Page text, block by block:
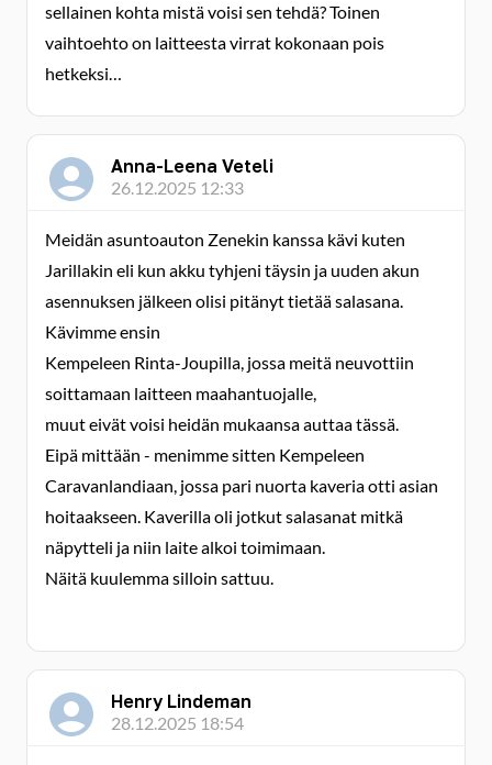
sellainen kohta mistä voisi sen tehdä? Toinen
vaihtoehto on laitteesta virrat kokonaan pois
hetkeksi…
Anna-Leena Veteli
26.12.2025 12:33
Meidän asuntoauton Zenekin kanssa kävi kuten
Jarillakin eli kun akku tyhjeni täysin ja uuden akun
asennuksen jälkeen olisi pitänyt tietää salasana.
Kävimme ensin
Kempeleen Rinta-Joupilla, jossa meitä neuvottiin
soittamaan laitteen maahantuojalle,
muut eivät voisi heidän mukaansa auttaa tässä.
Eipä mittään - menimme sitten Kempeleen
Caravanlandiaan, jossa pari nuorta kaveria otti asian
hoitaakseen. Kaverilla oli jotkut salasanat mitkä
näpytteli ja niin laite alkoi toimimaan.
Näitä kuulemma silloin sattuu.
Henry Lindeman
28.12.2025 18:54